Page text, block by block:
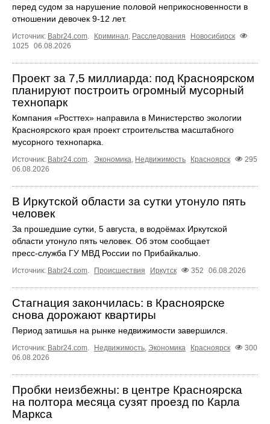
перед судом за нарушение половой неприкосновенности в
отношении девочек 9-12 лет.
Источник: Babr24.com Криминал Расследования
Новосибирск
1025
06.08.2026
Проект за 7,5 миллиарда: под Красноярском
планируют построить огромный мусорный
технопарк
Компания «Росттех» направила в Министерство экологии
Красноярского края проект строительства масштабного
мусорного технопарка.
Источник: Babr24.com Экономика Недвижимость Красноярск
295
06.08.2026
В Иркутской области за сутки утонуло пять
человек
За прошедшие сутки, 5 августа, в водоёмах Иркутской
области утонуло пять человек. Об этом сообщает
пресс‑служба ГУ МВД России по Прибайкалью.
Источник: Babr24.com. Происшествия Иркутск 352 06.08.2026
Стагнация закончилась: в Красноярске
снова дорожают квартиры
Период затишья на рынке недвижимости завершился.
Источник: Babr24.com. Недвижимость, Экономика Красноярск
300
06.08.2026
Пробки неизбежны: в центре Красноярска
на полтора месяца сузят проезд по Карла
Маркса